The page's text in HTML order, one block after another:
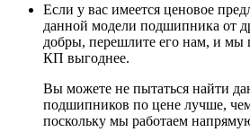
Если у вас имеется ценовое
данной модели подшипника от
добры, перешлите его нам, и мы
КП выгоднее.
Вы можете не пытаться найти
подшипников по цене лучше,
поскольку мы работаем